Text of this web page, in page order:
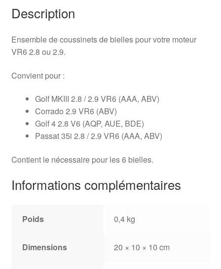
Description
Ensemble de coussinets de bielles pour votre moteur
VR6 2.8 ou 2.9.
Convient pour :
Golf MKIII 2.8 / 2.9 VR6 (AAA, ABV)
Corrado 2.9 VR6 (ABV)
Golf 4 2.8 V6 (AQP, AUE, BDE)
Passat 35i 2.8 / 2.9 VR6 (AAA, ABV)
Contient le nécessaire pour les 6 bielles.
Informations complémentaires
Poids 0,4 kg
Dimensions 20 × 10 × 10 cm